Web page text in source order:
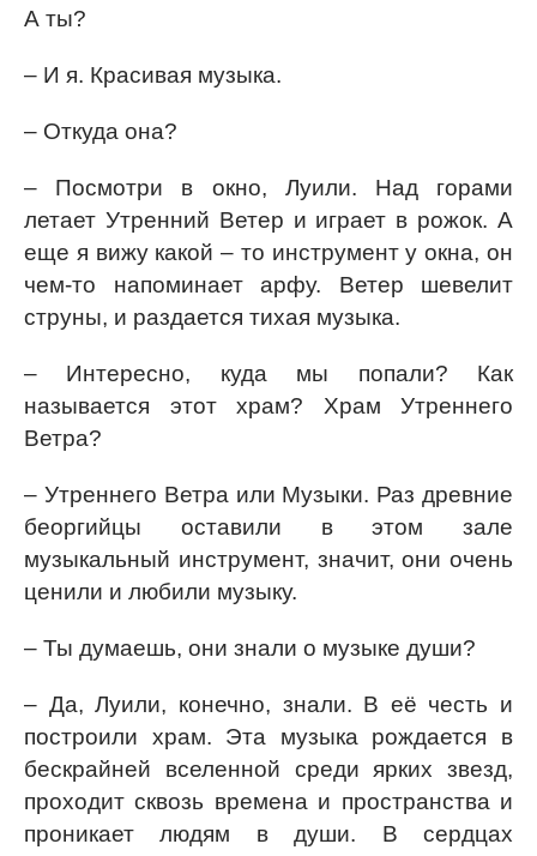
А ты?
– И я. Красивая музыка.
– Откуда она?
– Посмотри в окно, Луили. Над горами
летает Утренний Ветер и играет в рожок. А
еще я вижу какой – то инструмент у окна, он
чем-то напоминает арфу. Ветер шевелит
струны, и раздается тихая музыка.
– Интересно, куда мы попали? Как
называется этот храм? Храм Утреннего
Ветра?
– Утреннего Ветра или Музыки. Раз древние
беоргийцы оставили в этом зале
музыкальный инструмент, значит, они очень
ценили и любили музыку.
– Ты думаешь, они знали о музыке души?
– Да, Луили, конечно, знали. В её честь и
построили храм. Эта музыка рождается в
бескрайней вселенной среди ярких звезд,
проходит сквозь времена и пространства и
проникает людям в души. В сердцах